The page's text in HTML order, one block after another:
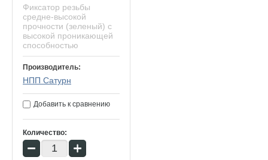
Фиксатор резьбы
средне-высокой
прочности (зеленый) с
высокой проникающей
способностью
Производитель:
НПП Сатурн
Добавить к сравнению
Количество:
− +